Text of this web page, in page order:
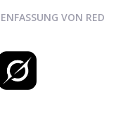
VON RED